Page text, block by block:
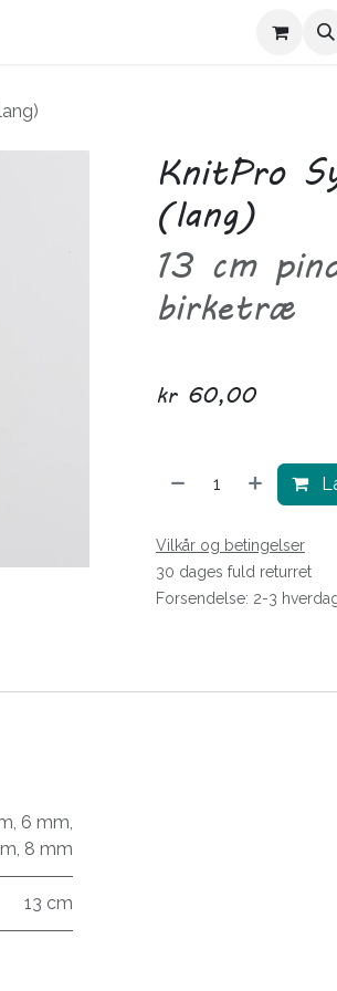
KnitPro
(lang)
13 cm
birketræ
kr 60,00
Vilkår og betingelser
30 dages fuld returret
Forsendelse: 2-3
, 6 mm,
, 8 mm
13 cm